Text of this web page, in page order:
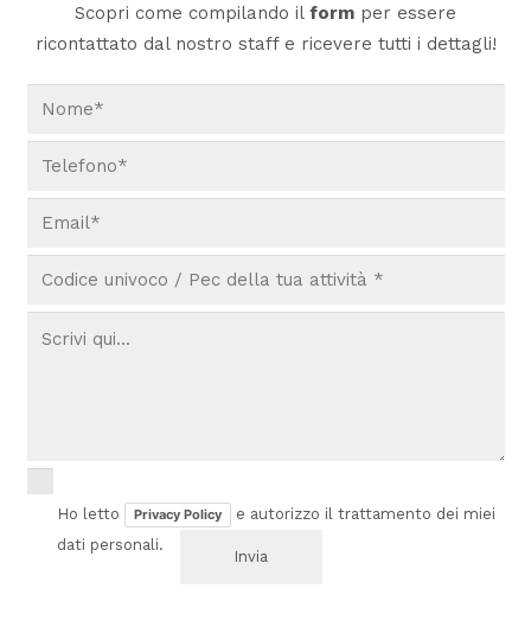
Scopri come compilando il form per essere
ricontattato dal nostro staff e ricevere tutti i dettagli!
Ho letto Privacy Policy
e autorizzo il trattamento dei miei
dati personali.